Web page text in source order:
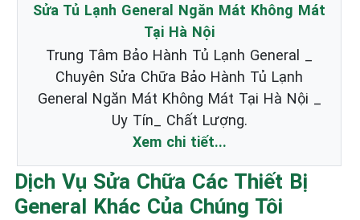
Sửa Tủ Lạnh General Ngăn Mát Không Mát
Tại Hà Nội
Trung Tâm Bảo Hành Tủ Lạnh General _
Chuyên Sửa Chữa Bảo Hành Tủ Lạnh
General Ngăn Mát Không Mát Tại Hà Nội _
Uy Tín_ Chất Lượng.
Xem chi tiết...
Dịch Vụ Sửa Chữa Các Thiết Bị
General Khác Của Chúng Tôi